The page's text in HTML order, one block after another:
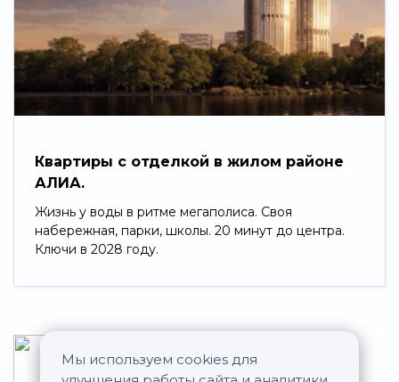
Мы используем cookies для
Квартиры с отделкой в жилом районе
АЛИА.
Жизнь у воды в ритме мегаполиса. Своя
набережная, парки, школы. 20 минут до центра.
Ключи в 2028 году.
Национальный